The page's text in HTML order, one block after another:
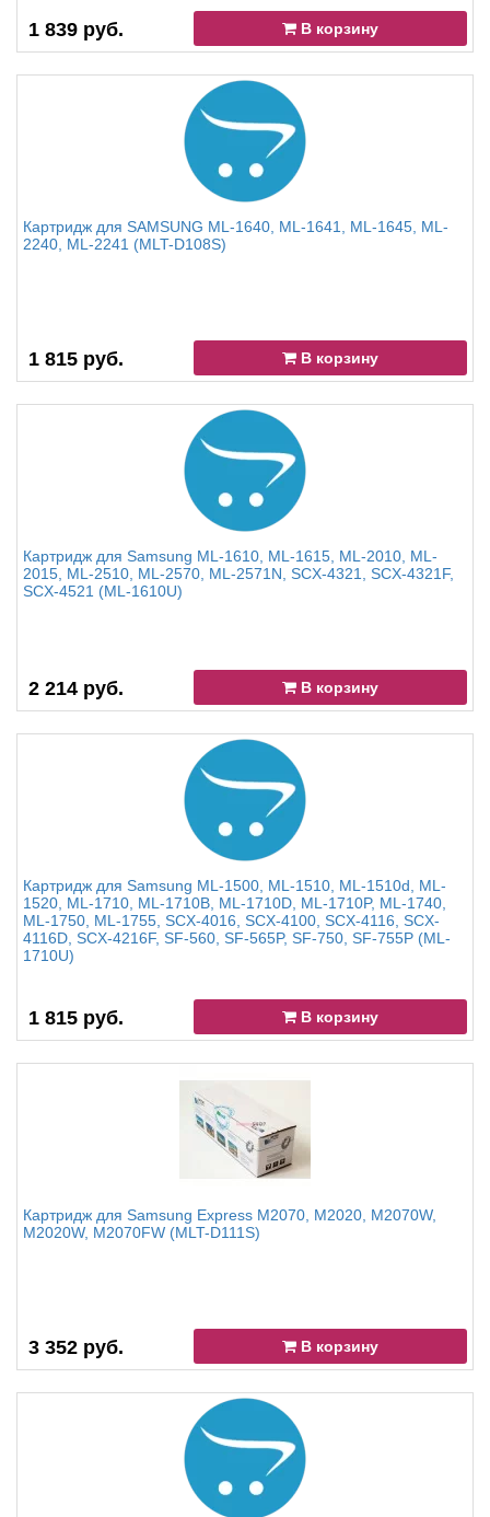
1 839 руб. В корзину
Картридж для SAMSUNG ML-1640, ML-1641, ML-1645, ML-
2240, ML-2241 (MLT-D108S)
1 815 руб. В корзину
Картридж для Samsung ML-1610, ML-1615, ML-2010, ML-
2015, ML-2510, ML-2570, ML-2571N, SCX-4321, SCX-4321F,
SCX-4521 (ML-1610U)
2 214 руб. В корзину
Картридж для Samsung ML-1500, ML-1510, ML-1510d, ML-
1520, ML-1710, ML-1710B, ML-1710D, ML-1710P, ML-1740,
ML-1750, ML-1755, SCX-4016, SCX-4100, SCX-4116, SCX-
4116D, SCX-4216F, SF-560, SF-565P, SF-750, SF-755P (ML-
1710U)
1 815 руб. В корзину
Картридж для Samsung Express M2070, M2020, M2070W,
M2020W, M2070FW (MLT-D111S)
3 352 руб. В корзину